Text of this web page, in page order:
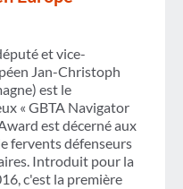
et vice-
Jan-Christoph
est le
« GBTA Navigator
est décerné aux
fervents défenseurs
Introduit pour la
c'est la première